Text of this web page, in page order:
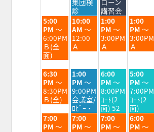
2026
診
2026
講習会
火
曜
日,
8
月
4th
2026
5:00
PM ～
6:00PM
Ｂ(全
面)
水
曜
日,
8
月
2026
10:00
AM ～
12:00
Ａ
木
曜
日,
8
月
2026
1:00
PM ～
3:00PM
Ａ
金
曜
日,
8
月
2026
1:00
PM ～
3:00PM
Ａ
火
曜
日,
8
月
4th
2026
6:30
PM ～
8:30PM
Ｂ(全)
水
曜
日,
8
月
5th
2026
1:00
PM ～
9:00PM
会議室/
ﾛﾋﾞｰ・
木
曜
日,
8
月
6th
2026
6:00
PM ～
8:00PM
ｺｰﾄ(2
面) 52
金
曜
日,
8
月
7th
2026
5:00
PM ～
7:00PM
ｺｰﾄ(2
面)
火
曜
7:00
PM ～
水
曜
7:00
PM ～
木
曜
7:00
PM ～
金
曜
6:00
PM ～